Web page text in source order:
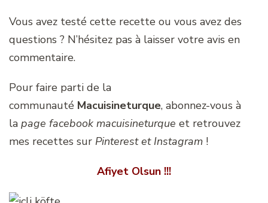
Vous avez testé cette recette ou vous avez des
questions ? N’hésitez pas à laisser votre avis en
commentaire.
Pour faire parti de la
communauté Macuisineturque, abonnez-vous à
la page facebook macuisineturque et retrouvez
mes recettes sur Pinterest et Instagram !
Afiyet Olsun !!!